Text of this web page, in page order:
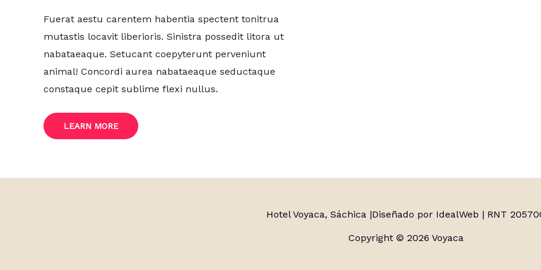
Fuerat aestu carentem habentia spectent tonitrua
mutastis locavit liberioris. Sinistra possedit litora ut
nabataeaque. Setucant coepyterunt perveniunt
animal! Concordi aurea nabataeaque seductaque
constaque cepit sublime flexi nullus.
LEARN MORE
Hotel Voyaca, Sáchica |Diseñado por IdealWeb | RNT
Copyright © 2026 Voyaca